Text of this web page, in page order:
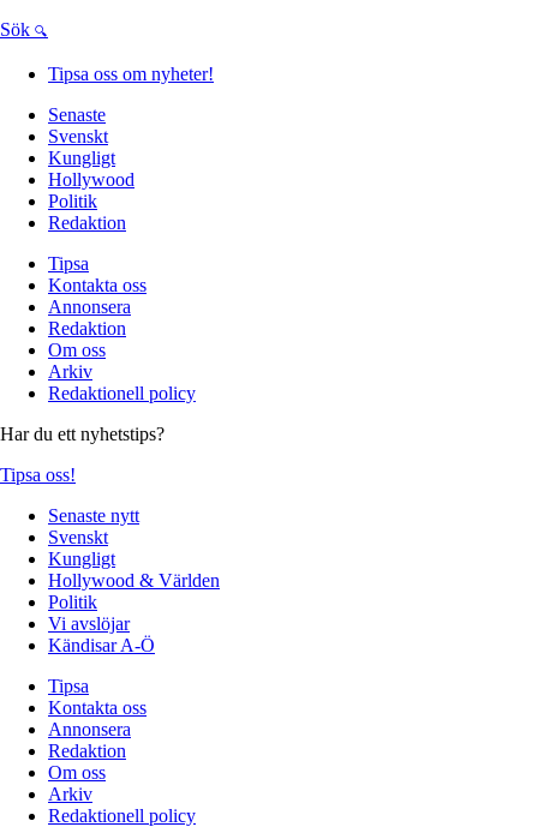
Sök
Tipsa oss om nyheter!
Senaste
Svenskt
Kungligt
Hollywood
Politik
Redaktion
Tipsa
Kontakta oss
Annonsera
Redaktion
Om oss
Arkiv
Redaktionell policy
Har du ett nyhetstips?
Tipsa oss!
Senaste nytt
Svenskt
Kungligt
Hollywood & Världen
Politik
Vi avslöjar
Kändisar A-Ö
Tipsa
Kontakta oss
Annonsera
Redaktion
Om oss
Arkiv
Redaktionell policy